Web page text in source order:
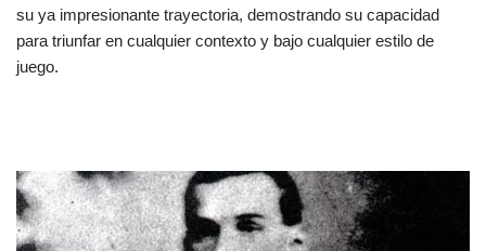
su ya impresionante trayectoria, demostrando su capacidad
para triunfar en cualquier contexto y bajo cualquier estilo de
juego.